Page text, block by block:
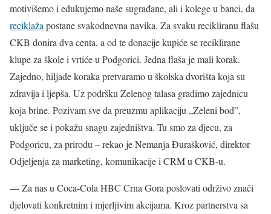
motivišemo i edukujemo naše sugrađane, ali i kolege u banci, da
reciklaža postane svakodnevna navika. Za svaku recikliranu flašu
CKB donira dva centa, a od te donacije kupiće se reciklirane
klupe za škole i vrtiće u Podgorici. Jedna flaša je mali korak.
Zajedno, hiljade koraka pretvaramo u školska dvorišta koja su
zdravija i ljepša. Uz podršku Zelenog talasa gradimo zajednicu
koja brine. Pozivam sve da preuzmu aplikaciju „Zeleni bod”,
uključe se i pokažu snagu zajedništva. Tu smo za djecu, za
Podgoricu, za prirodu – rekao je Nemanja Đurašković, direktor
Odjeljenja za marketing, komunikacije i CRM u CKB-u.
— Za nas u Coca-Cola HBC Crna Gora poslovati održivo znači
djelovati konkretnim i mjerljivim akcijama. Kroz partnerstva sa